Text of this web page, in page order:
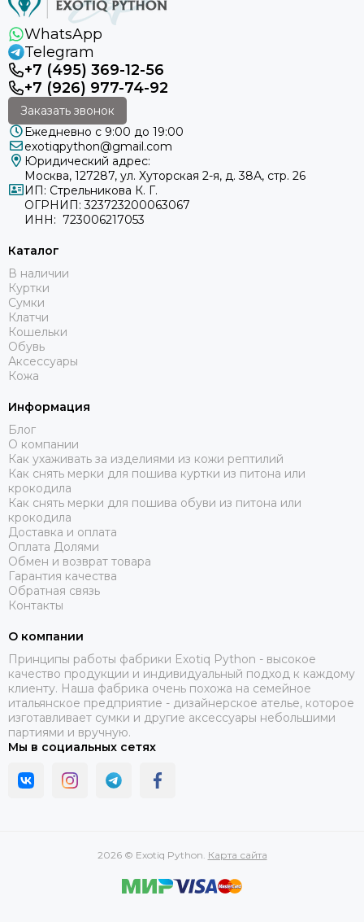
WhatsApp
Telegram
+7 (495) 369-12-56
+7 (926) 977-74-92
Заказать звонок
Ежедневно с 9:00 до 19:00
exotiqpython@gmail.com
Юридический адрес:
Москва, 127287, ул. Хуторская 2-я, д. 38А, стр. 26
ИП: Стрельникова К. Г.
ОГРНИП: 323723200063067
ИНН: 723006217053
Каталог
В наличии
Куртки
Сумки
Клатчи
Кошельки
Обувь
Аксессуары
Кожа
Информация
Блог
О компании
Как ухаживать за изделиями из кожи рептилий
Как снять мерки для пошива куртки из питона или
крокодила
Как снять мерки для пошива обуви из питона или
крокодила
Доставка и оплата
Оплата Долями
Обмен и возврат товара
Гарантия качества
Обратная связь
Контакты
О компании
Принципы работы фабрики Exotiq Python - высокое
качество продукции и индивидуальный подход к каждому
клиенту. Наша фабрика очень похожа на семейное
итальянское предприятие - дизайнерское ателье, которое
изготавливает сумки и другие аксессуары небольшими
партиями и вручную.
Мы в социальных сетях
2026 © Exotiq Python. Карта сайта